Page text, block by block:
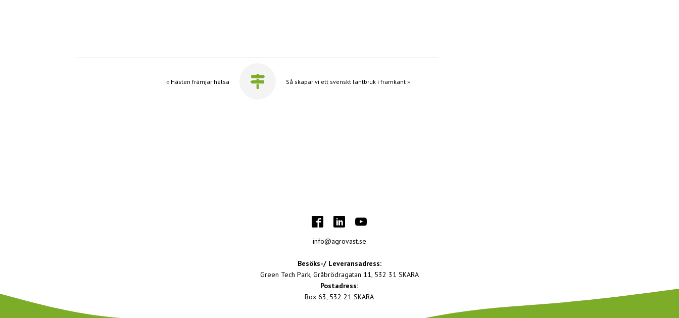
« Hästen främjar hälsa Så skapar vi ett svenskt lantbruk i framkant »
info@agrovast.se
Besöks-/ Leveransadress:
Green Tech Park, Gråbrödragatan 11, 532 31 SKARA
Postadress:
Box 63, 532 21 SKARA